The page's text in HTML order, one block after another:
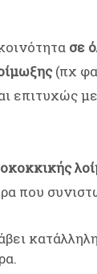
σε
(πχ
επιτυχώς
που
κατάλληλη